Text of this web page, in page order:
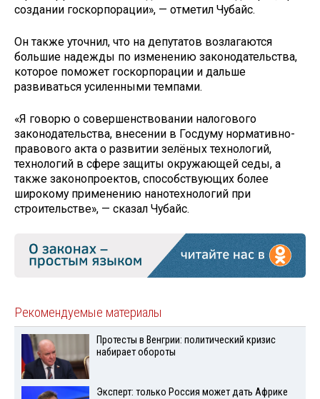
создании госкорпорации», — отметил Чубайс.
Он также уточнил, что на депутатов возлагаются
большие надежды по изменению законодательства,
которое поможет госкорпорации и дальше
развиваться усиленными темпами.
«Я говорю о совершенствовании налогового
законодательства, внесении в Госдуму нормативно-
правового акта о развитии зелёных технологий,
технологий в сфере защиты окружающей седы, а
также законопроектов, способствующих более
широкому применению нанотехнологий при
строительстве», — сказал Чубайс.
Рекомендуемые материалы
Протесты в Венгрии: политический кризис
набирает обороты
Эксперт: только Россия может дать Африке